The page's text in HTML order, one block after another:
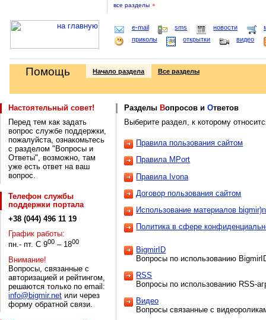
все разделы +
e-mail sms новости
приколы
открытки видео
Помощь Начало раздела Все разделы
Настоятельный совет!
Перед тем как задать
вопрос службе поддержки,
пожалуйста, ознакомьтесь
с разделом "Вопросы и
Ответы", возможно, там
уже есть ответ на ваш
вопрос.
Телефон службы
поддержки портала
+38 (044) 496 11 19
График работы:
пн.- пт. С 900 – 1800
Внимание!
Вопросы, связанные с
авторизацией и рейтингом,
решаются только по email:
info@bigmir.net или через
форму обратной связи.
Разделы Вопросов иОтветов
Выберите раздел, к которому
Правила пользования сайтом
Правила MPort
Правила Ivona
Договор пользования сайтом
Использование материалов
Политика в сфере
BigmirID
Вопросы по использованию
RSS
Вопросы по использованию RSS-
Видео
Вопросы связанные с